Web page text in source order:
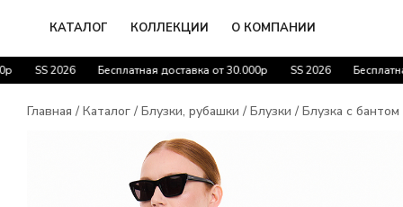
КАТАЛОГ КОЛЛЕКЦИИ О КОМПАНИИ
SS 2026 Бесплатная доставка от 30.000р SS 2026 Бесплатная
Главная / Каталог / Блузки, рубашки / Блузки / Блузка с